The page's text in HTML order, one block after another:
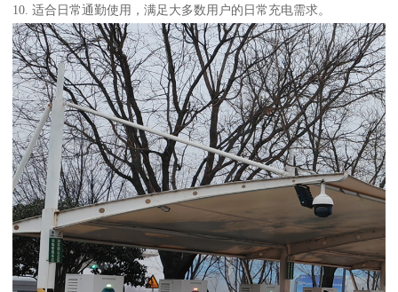
10. 适合日常通勤使用，满足大多数用户的日常充电需求。